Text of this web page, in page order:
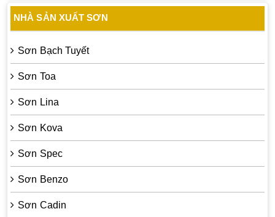
NHÀ SẢN XUẤT SƠN
Sơn Bạch Tuyết
Sơn Toa
Sơn Lina
Sơn Kova
Sơn Spec
Sơn Benzo
Sơn Cadin